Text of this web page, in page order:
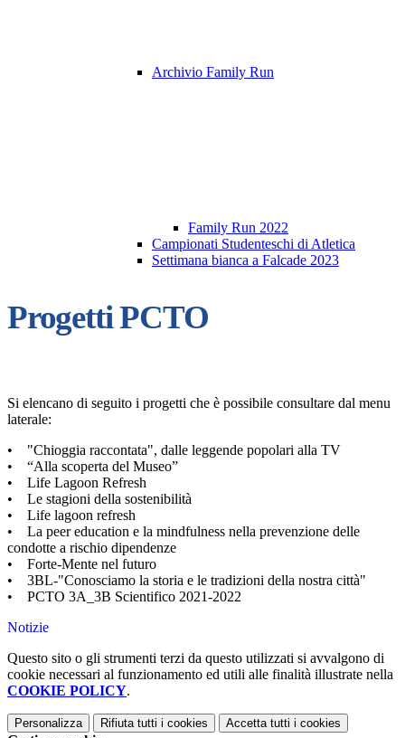
Archivio Family Run
Family Run 2022
Campionati Studenteschi di Atletica
Settimana bianca a Falcade 2023
Progetti PCTO
Si elencano di seguito i progetti che è possibile consultare dal menu
laterale:
• "Chioggia raccontata", dalle leggende popolari alla TV
• “Alla scoperta del Museo”
• Life Lagoon Refresh
• Le stagioni della sostenibilità
• Life lagoon refresh
• La peer education e la mindfulness nella prevenzione delle
condotte a rischio dipendenze
• Forte-Mente nel futuro
• 3BL-"Conosciamo la storia e le tradizioni della nostra città"
• PCTO 3A_3B Scientifico 2021-2022
Notizie
Questo sito o gli strumenti terzi da questo utilizzati si avvalgono di
cookie necessari al funzionamento ed utili alle finalità illustrate nella
COOKIE POLICY.
Personalizza Rifiuta tutti i cookies Accetta tutti i cookies